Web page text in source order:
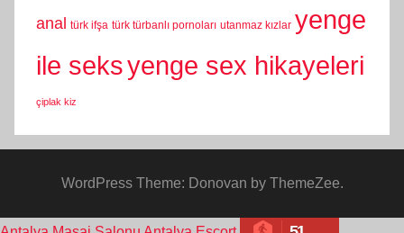
anal türk ifşa türk türbanlı pornoları utanmaz kızlar yenge
ile seksyenge sex hikayeleri
çiplak kiz
WordPress Theme: Donovan by ThemeZee.